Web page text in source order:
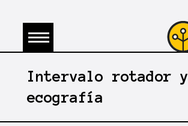
Intervalo rotador y
ecografía